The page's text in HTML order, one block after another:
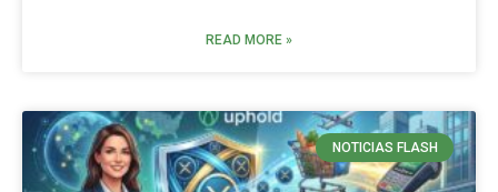
READ MORE »
NOTICIAS FLASH